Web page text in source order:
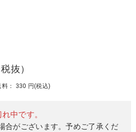
税抜）
： 330 円(税込)
中です。
合がございます。予めご了承くだ